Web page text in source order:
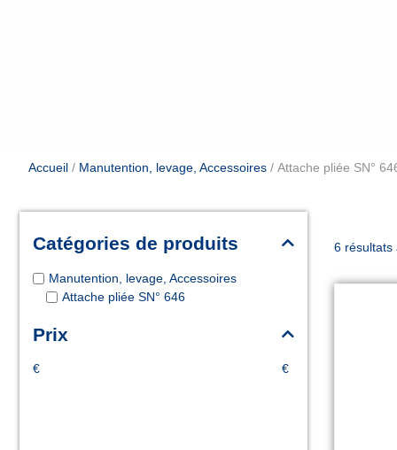
Accueil / Manutention, levage, Accessoires / Attache pliée SN°
Catégories de produits
Manutention, levage, Accessoires
Attache pliée SN° 646
Prix
€ €
6 résultats